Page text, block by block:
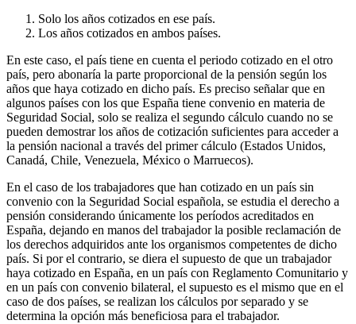
Solo los años cotizados en ese país.
Los años cotizados en ambos países.
En este caso, el país tiene en cuenta el periodo cotizado en el otro
país, pero abonaría la parte proporcional de la pensión según los
años que haya cotizado en dicho país. Es preciso señalar que en
algunos países con los que España tiene convenio en materia de
Seguridad Social, solo se realiza el segundo cálculo cuando no se
pueden demostrar los años de cotización suficientes para acceder a
la pensión nacional a través del primer cálculo (Estados Unidos,
Canadá, Chile, Venezuela, México o Marruecos).
En el caso de los trabajadores que han cotizado en un país sin
convenio con la Seguridad Social española, se estudia el derecho a
pensión considerando únicamente los períodos acreditados en
España, dejando en manos del trabajador la posible reclamación de
los derechos adquiridos ante los organismos competentes de dicho
país. Si por el contrario, se diera el supuesto de que un trabajador
haya cotizado en España, en un país con Reglamento Comunitario y
en un país con convenio bilateral, el supuesto es el mismo que en el
caso de dos países, se realizan los cálculos por separado y se
determina la opción más beneficiosa para el trabajador.